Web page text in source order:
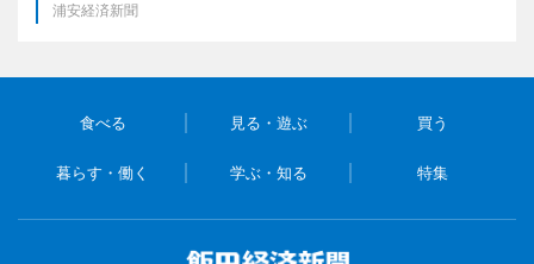
浦安経済新聞
食べる 見る・遊ぶ 買う
暮らす・働く 学ぶ・知る 特集